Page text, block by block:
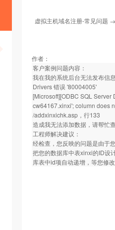
虚拟主机域名注册-常见问题
作者：
客户案例问题内容：
我在我的系统后台无法发布信
Drivers 错误 '80004005'
[Microsoft][ODBC SQL
cw64167.xinxi'; column does
/addxinxichk.asp，行133
造成我无法添加数据，请帮忙
工程师解决建议：
经检查，您反映的问题是由于
把您的数据库中表xinxi的ID设
库表中id项自动递增，等您修